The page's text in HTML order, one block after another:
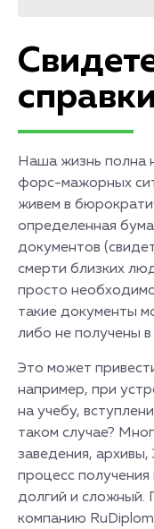
справки
Наша жизнь полна
форс-мажорных
живем в
определенная
документов
смерти близких
просто
такие документы
либо не получены
Это может
например, при
на учебу,
таком случае?
заведения,
процесс
долгий и сложный.
компанию